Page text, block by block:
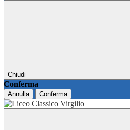
Chiudi
Conferma
Annulla Conferma